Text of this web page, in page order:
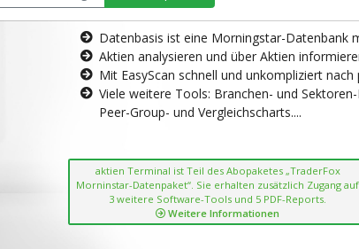
Datenbasis ist eine Morningstar-Datenbank
Aktien analysieren und über Aktien
Mit EasyScan schnell und unkompliziert
Viele weitere Tools: Branchen- und
Peer-Group- und Vergleichscharts....
aktien Terminal ist Teil des Abopaketes „TraderFox
Morninstar-Datenpaket“. Sie erhalten zusätzlich Zugang auf
3 weitere Software-Tools und 5 PDF-Reports.
Weitere Informationen